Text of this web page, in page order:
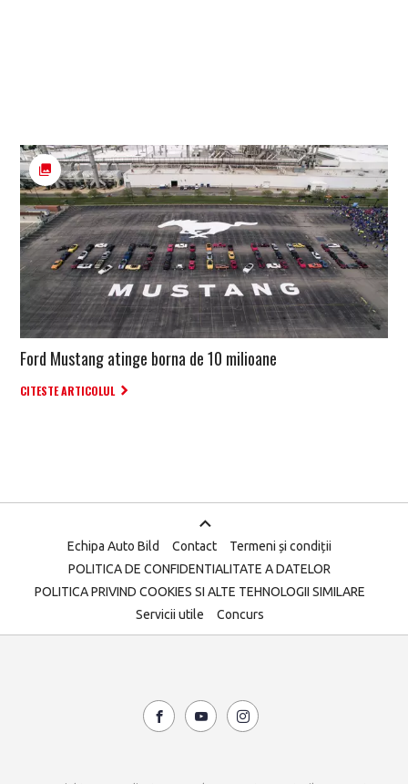
Ford Mustang atinge borna de 10 milioane
CITESTE ARTICOLUL
Echipa Auto Bild Contact
Termeni și condiții
POLITICA DE CONFIDENTIALITATE A DATELOR
POLITICA PRIVIND COOKIES SI ALTE TEHNOLOGII SIMILARE
Servicii utile
Concurs